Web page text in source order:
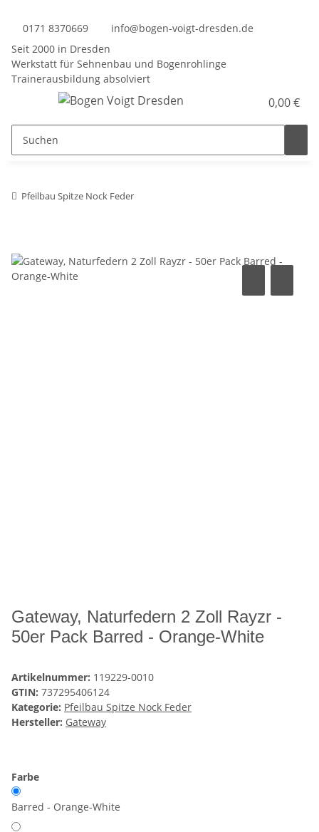
0171 8370669
info@bogen-voigt-dresden.de
Seit 2000 in Dresden
Werkstatt für Sehnenbau und Bogenrohlinge
Trainerausbildung absolviert
0,00 €
Pfeilbau Spitze Nock Feder
Gateway, Naturfedern 2 Zoll Rayzr -
50er Pack Barred - Orange-White
Artikelnummer: 119229-0010
GTIN: 737295406124
Kategorie: Pfeilbau Spitze Nock Feder
Hersteller: Gateway
Farbe
Barred - Orange-White